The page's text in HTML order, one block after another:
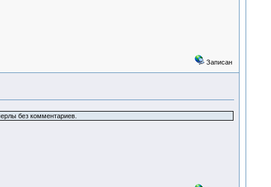
Записан
без комментариев.